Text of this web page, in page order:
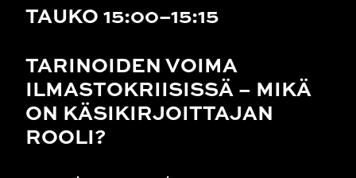
TAUKO 15:00–15:15
TARINOIDEN VOIMA
ILMASTOKRIISISSÄ – MIKÄ
ON KÄSIKIRJOITTAJAN
ROOLI?